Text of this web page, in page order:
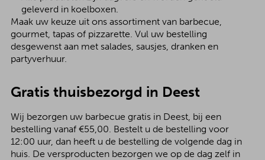
geleverd in koelboxen.
Maak uw keuze uit ons assortiment van barbecue,
gourmet, tapas of pizzarette. Vul uw bestelling
desgewenst aan met salades, sausjes, dranken en
partyverhuur.
Gratis thuisbezorgd in Deest
Wij bezorgen uw barbecue gratis in Deest, bij een
bestelling vanaf €55,00. Bestelt u de bestelling voor
12:00 uur, dan heeft u de bestelling de volgende dag in
huis. De versproducten bezorgen we op de dag zelf in